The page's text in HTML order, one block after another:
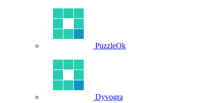
PuzzleOk
Dyvogra